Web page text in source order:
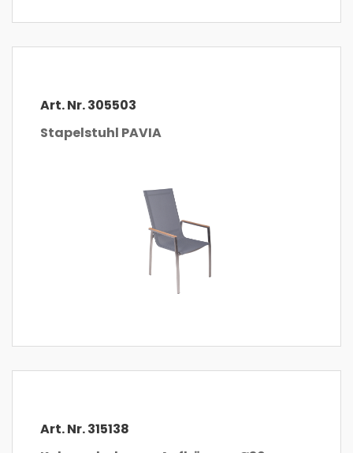
Art. Nr. 305503
Stapelstuhl PAVIA
Art. Nr. 315138